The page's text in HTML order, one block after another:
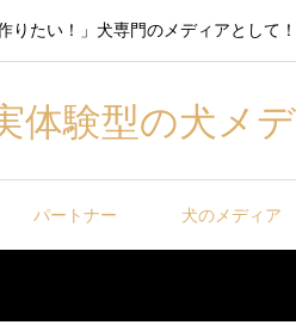
りたい！」犬専門のメディアとして
体験型の犬メ
パートナー 犬のメディア